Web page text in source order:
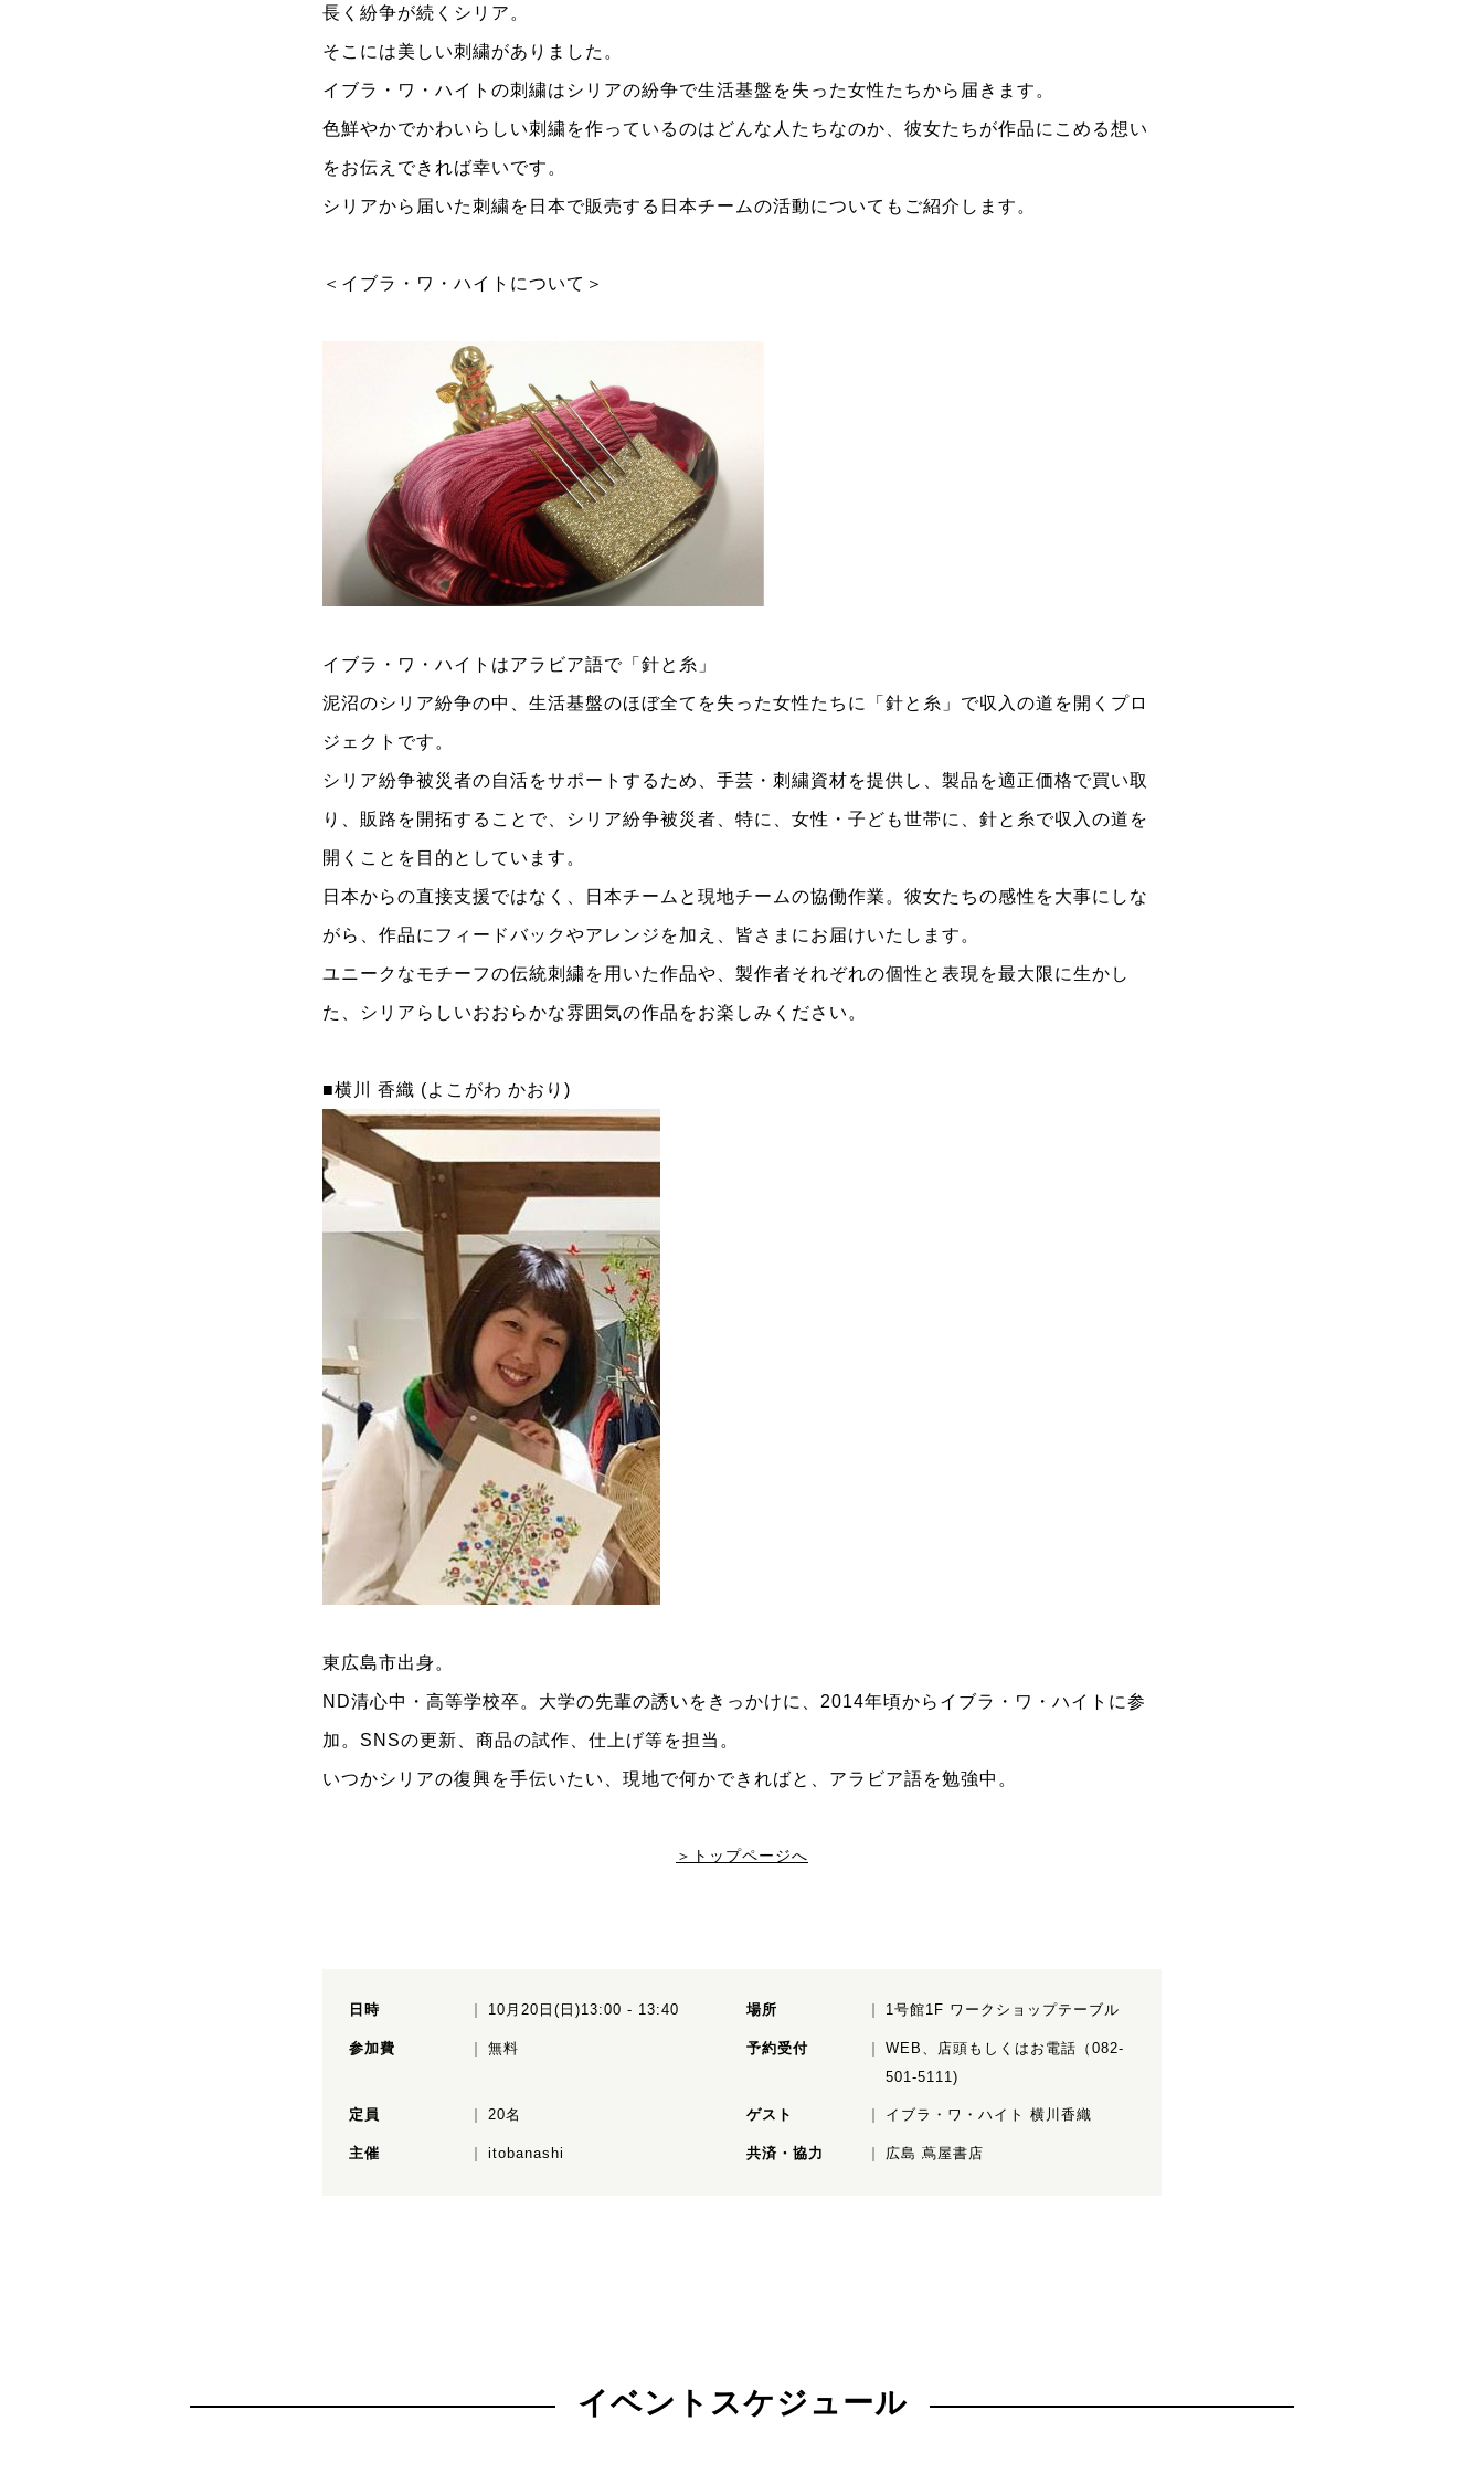
長く紛争が続くシリア。
そこには美しい刺繍がありました。
イブラ・ワ・ハイトの刺繍はシリアの紛争で生活基盤を失った女性たちから届きます。
色鮮やかでかわいらしい刺繍を作っているのはどんな人たちなのか、彼女たちが作品にこめる想い
をお伝えできれば幸いです。
シリアから届いた刺繍を日本で販売する日本チームの活動についてもご紹介します。
＜イブラ・ワ・ハイトについて＞
イブラ・ワ・ハイトはアラビア語で「針と糸」
泥沼のシリア紛争の中、生活基盤のほぼ全てを失った女性たちに「針と糸」で収入の道を開くプロ
ジェクトです。
シリア紛争被災者の自活をサポートするため、手芸・刺繍資材を提供し、製品を適正価格で買い取
り、販路を開拓することで、シリア紛争被災者、特に、女性・子ども世帯に、針と糸で収入の道を
開くことを目的としています。
日本からの直接支援ではなく、日本チームと現地チームの協働作業。彼女たちの感性を大事にしな
がら、作品にフィードバックやアレンジを加え、皆さまにお届けいたします。
ユニークなモチーフの伝統刺繍を用いた作品や、製作者それぞれの個性と表現を最大限に生かし
た、シリアらしいおおらかな雰囲気の作品をお楽しみください。
■横川 香織 (よこがわ かおり)
東広島市出身。
ND清心中・高等学校卒。大学の先輩の誘いをきっかけに、2014年頃からイブラ・ワ・ハイトに参
加。SNSの更新、商品の試作、仕上げ等を担当。
いつかシリアの復興を手伝いたい、現地で何かできればと、アラビア語を勉強中。
＞トップページへ
日時 10月20日(日)13:00 - 13:40 場所 1号館1F ワークショップテーブル
参加費 無料 予約受付
WEB、店頭もしくはお電話（082-
501-5111)
定員 20名 ゲスト イブラ・ワ・ハイト 横川香織
主催 itobanashi 共済・協力 広島 蔦屋書店
イベントスケジュール